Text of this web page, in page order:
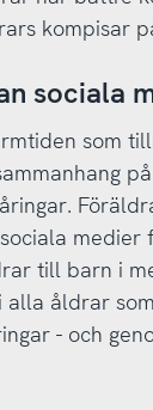
kompisar
sociala
som
medier
till barn i
åldrar
- och